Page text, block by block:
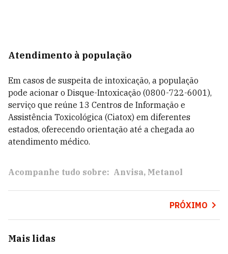
Atendimento à população
Em casos de suspeita de intoxicação, a população
pode acionar o Disque-Intoxicação (0800-722-6001),
serviço que reúne 13 Centros de Informação e
Assistência Toxicológica (Ciatox) em diferentes
estados, oferecendo orientação até a chegada ao
atendimento médico.
Acompanhe tudo sobre: Anvisa Metanol
PRÓXIMO
Mais lidas